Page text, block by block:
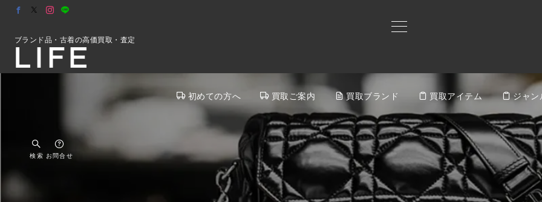
ブランド品・古着の高価買取・査定
初めての方へ 買取ご案内 買取ブランド 買取アイテム ジャン
検索 お問合せ